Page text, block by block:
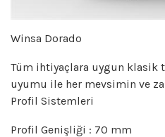
Winsa Dorado
Tüm ihtiyaçlara uygun klasik
uyumu ile her mevsimin ve
Profil Sistemleri
Profil Genişliği : 70 mm